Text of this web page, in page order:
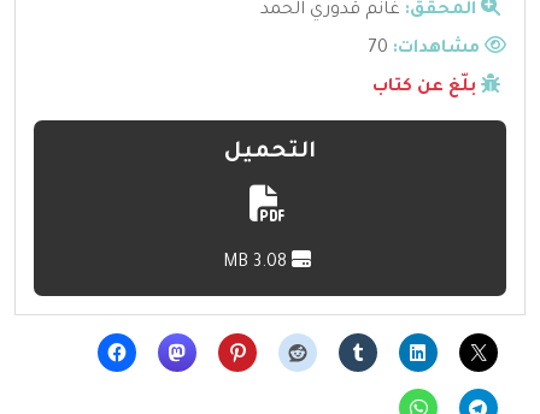
المحقق: غانم قدوري الحمد
مشاهدات:
بلّغ عن كتاب
التحميل